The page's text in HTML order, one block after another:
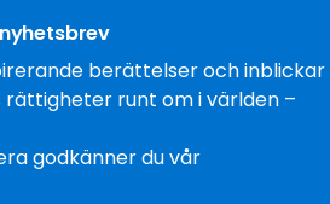
berättelser och inblickar
runt om i världen –
godkänner du vår